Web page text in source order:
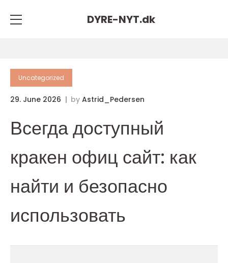
DYRE-NYT.dk
Uncategorized
29. June 2026 by Astrid_Pedersen
Всегда доступный
кракен офиц сайт: как
найти и безопасно
использовать